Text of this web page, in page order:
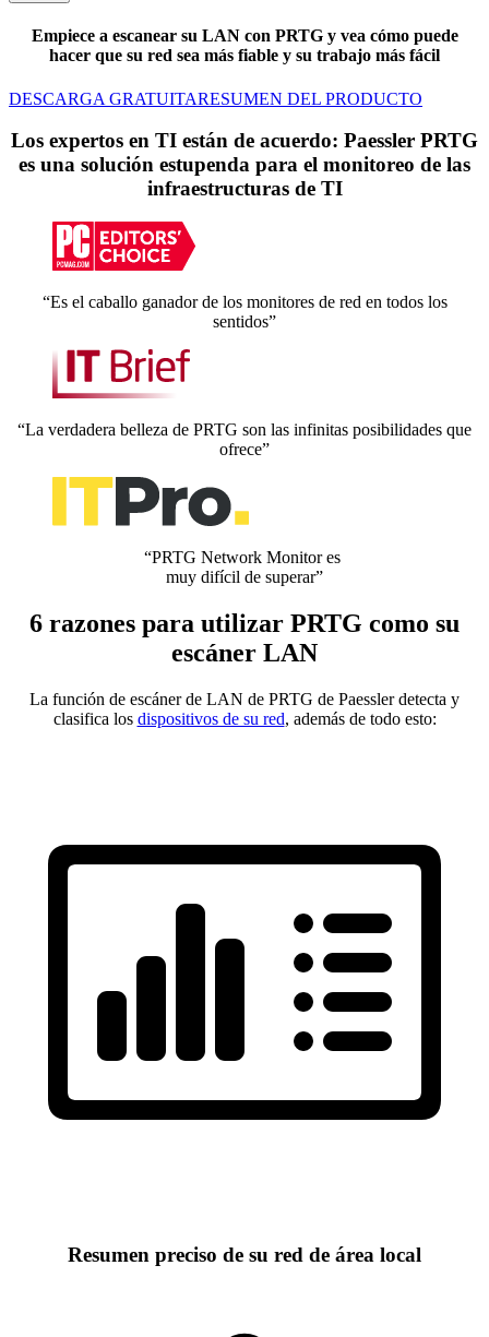
Empiece a escanear su LAN con PRTG y vea cómo puede
hacer que su red sea más fiable y su trabajo más fácil
DESCARGA GRATUITARESUMEN DEL PRODUCTO
Los expertos en TI están de acuerdo: Paessler PRTG
es una solución estupenda para el monitoreo de las
infraestructuras de TI
“Es el caballo ganador de los monitores de red en todos los
sentidos”
“La verdadera belleza de PRTG son las infinitas posibilidades que
ofrece”
“PRTG Network Monitor es
muy difícil de superar”
6 razones para utilizar PRTG como su
escáner LAN
La función de escáner de LAN de PRTG de Paessler detecta y
clasifica los dispositivos de su red, además de todo esto:
Resumen preciso de su red de área local